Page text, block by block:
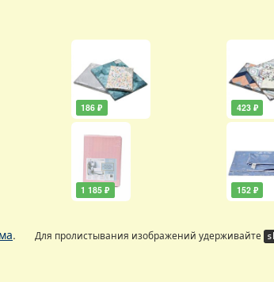
186 ₽
1 185 ₽
423 ₽
152 ₽
. Для пролистывания изображений удерживайте